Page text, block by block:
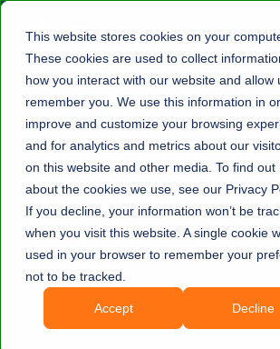
This website stores cookies on your
These cookies are used to collect
how you interact with our website and allow
remember you. We use this information in
improve and customize your browsing
and for analytics and metrics about our
on this website and other media. To find out
about the cookies we use, see our Privacy
If you decline, your information won’t be
when you visit this website. A single cookie
used in your browser to remember your
not to be tracked.
Accept Decline